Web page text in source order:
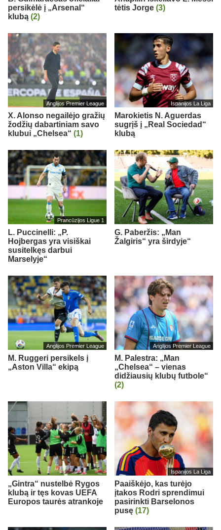
persikėlė į „Arsenal“
klubą (2)
tėtis Jorge (3)
Anglijos Premier League
X. Alonso negailėjo gražių
žodžių dabartiniam savo
klubui „Chelsea“ (1)
Ispanijos La Liga
Marokietis N. Aguerdas
sugrįš į „Real Sociedad“
klubą
Prancūzijos Ligue 1
L. Puccinelli: „P.
Hojbergas yra visiškai
susitelkęs darbui
Marselyje“
G. Paberžis: „Man
Žalgiris“ yra širdyje“
Anglijos Premier League
M. Ruggeri persikels į
„Aston Villa“ ekipą
Anglijos Premier League
M. Palestra: „Man
„Chelsea“ – vienas
didžiausių klubų futbole“
(2)
„Gintra“ nustelbė Rygos
klubą ir tęs kovas UEFA
Europos taurės atrankoje
Ispanijos La Liga
Paaiškėjo, kas turėjo
įtakos Rodri sprendimui
pasirinkti Barselonos
pusę (17)